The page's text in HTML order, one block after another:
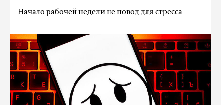
Начало рабочей недели не повод для стресса